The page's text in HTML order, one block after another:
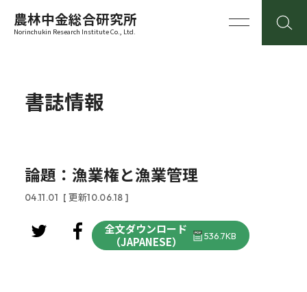
農林中金総合研究所
Norinchukin Research Institute Co., Ltd.
書誌情報
論題：漁業権と漁業管理
04.11.01 [ 更新10.06.18 ]
全文ダウンロード
（JAPANESE）
536.7KB